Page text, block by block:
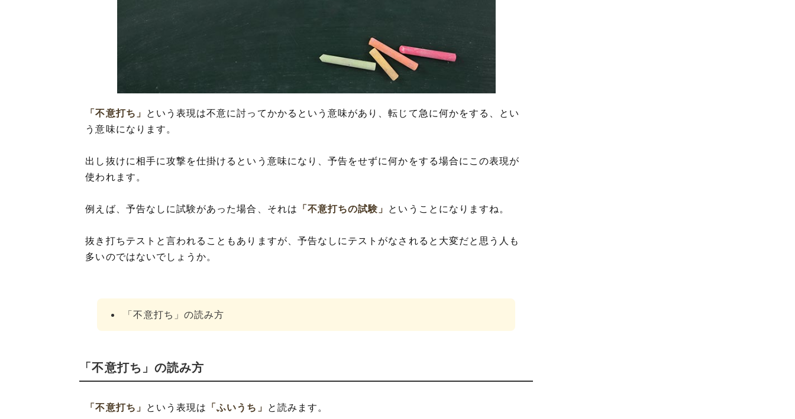
「不意打ち」を使った例文と意味を解釈
「不意打ち」の類語や類義語・言い換え
「不意打ち」
という表現は不意に討ってかかるという意味があり、転じて急に何かをする、とい
う意味になります。
出し抜けに相手に攻撃を仕掛けるという意味になり、予告をせずに何かをする場合にこの表現が
使われます。
例えば、予告なしに試験があった場合、それは 「不意打ちの試験」 ということになりますね。
抜き打ちテストと言われることもありますが、予告なしにテストがなされると大変だと思う人も
多いのではないでしょうか。
「不意打ち」の読み方
「不意打ち」の読み方
「不意打ち」 という表現は 「ふいうち」 と読みます。